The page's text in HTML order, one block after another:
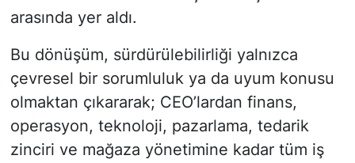
arasında yer aldı.
Bu dönüşüm, sürdürülebilirliği yalnızca
çevresel bir sorumluluk ya da uyum konusu
olmaktan çıkararak; CEO’lardan finans,
operasyon, teknoloji, pazarlama, tedarik
zinciri ve mağaza yönetimine kadar tüm iş